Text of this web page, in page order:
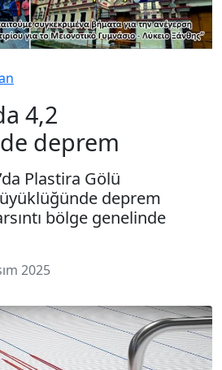
4,2
deprem
Plastira Gölü
deprem
bölge genelinde
2025